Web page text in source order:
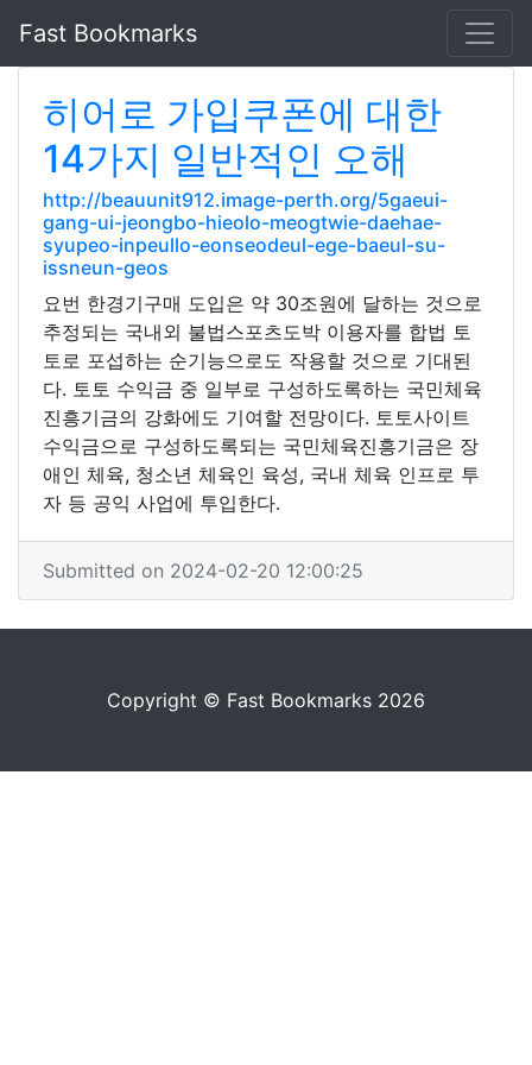
Fast Bookmarks
히어로 가입쿠폰에 대한
14가지 일반적인 오해
http://beauunit912.image-perth.org/5gaeui-
gang-ui-jeongbo-hieolo-meogtwie-daehae-
syupeo-inpeullo-eonseodeul-ege-baeul-su-
issneun-geos
요번 한경기구매 도입은 약 30조원에 달하는 것으로
추정되는 국내외 불법스포츠도박 이용자를 합법 토
토로 포섭하는 순기능으로도 작용할 것으로 기대된
다. 토토 수익금 중 일부로 구성하도록하는 국민체육
진흥기금의 강화에도 기여할 전망이다. 토토사이트
수익금으로 구성하도록되는 국민체육진흥기금은 장
애인 체육, 청소년 체육인 육성, 국내 체육 인프로 투
자 등 공익 사업에 투입한다.
Submitted on 2024-02-20 12:00:25
Copyright © Fast Bookmarks 2026